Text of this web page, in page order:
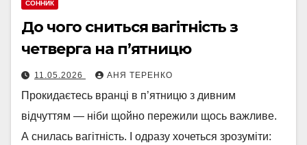
СОННИК
До чого сниться вагітність з
четверга на п’ятницю
11.05.2026 АНЯ ТЕРЕНКО
Прокидаєтесь вранці в п’ятницю з дивним
відчуттям — ніби щойно пережили щось важливе.
А снилась вагітність. І одразу хочеться зрозуміти: